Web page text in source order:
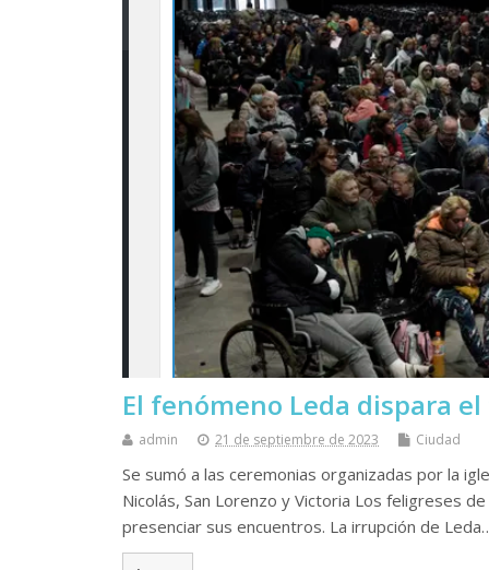
El fenómeno Leda dispara
admin 21 de septiembre de 2023 Ciudad
Se sumó a las ceremonias organizadas por la
Nicolás, San Lorenzo y Victoria Los feligreses
presenciar sus encuentros. La irrupción de